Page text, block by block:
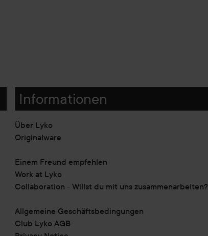
Informationen
Über Lyko
Originalware
Einem Freund empfehlen
Work at Lyko
Collaboration - Willst du mit uns zusammenarbeiten?
Allgemeine Geschäftsbedingungen
Club Lyko AGB